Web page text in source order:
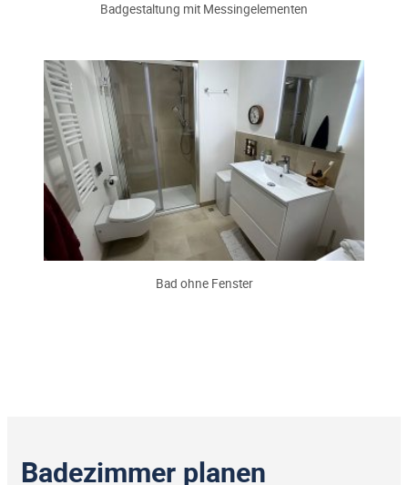
Badgestaltung mit Messingelementen
Bad ohne Fenster
Badezimmer planen